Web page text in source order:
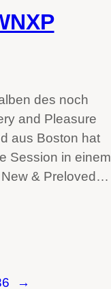
des noch
and Pleasure
aus Boston hat
Session in einem
New & Preloved…
→